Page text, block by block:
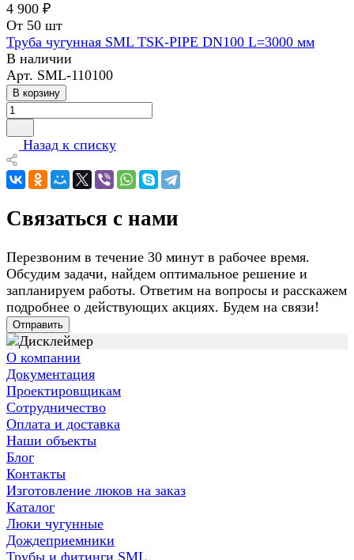
4 900 ₽
От 50 шт
Труба чугунная SML TSK-PIPE DN100 L=3000 мм
В наличии
Арт. SML-110100
В корзину
Назад к списку
Связаться с нами
Перезвоним в течение 30 минут в рабочее время.
Обсудим задачи, найдем оптимальное решение и
запланируем работы. Ответим на вопросы и расскажем
подробнее о действующих акциях. Будем на связи!
Отправить
О компании
Документация
Проектировщикам
Сотрудничество
Оплата и доставка
Наши объекты
Блог
Контакты
Изготовление люков на заказ
Каталог
Люки чугунные
Дождеприемники
Трубы и фитинги SML